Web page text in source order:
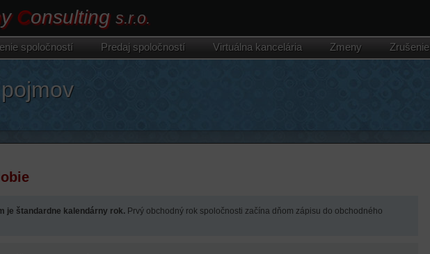
Consulting s.r.o.
spoločností Predaj spoločností Virtuálna kancelária Zmeny Zrušenie
je štandardne kalendárny rok.Prvý obchodný rok spoločnosti začína dňom zápisu do obchodného